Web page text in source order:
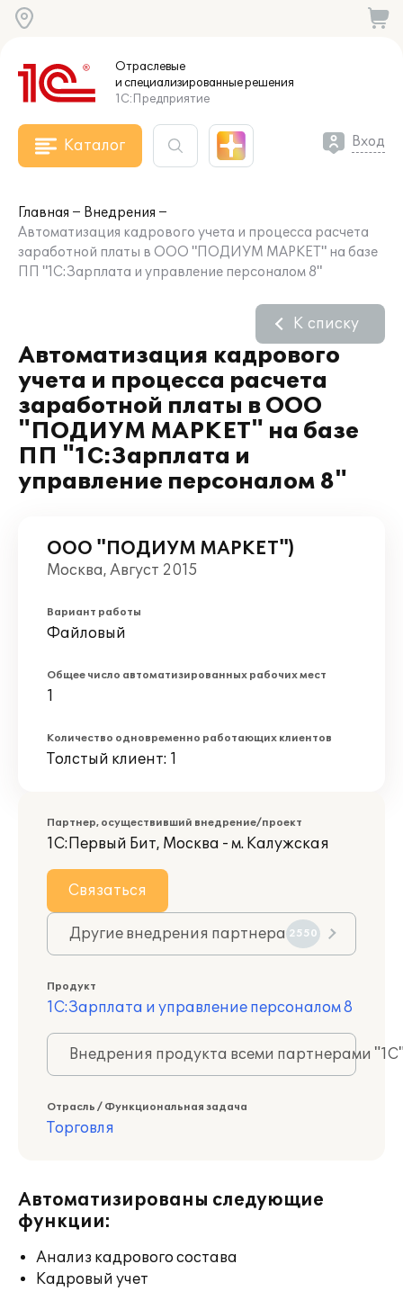
Отраслевые
и специализированныерешения
1С:Предприятие
Каталог Вход
Главная
Внедрения
Автоматизация кадрового учета и процесса расчета
заработной платы в ООО "ПОДИУМ МАРКЕТ" на базе
ПП "1С:Зарплата и управление персоналом 8"
Автоматизация кадрового
учета и процесса расчета
заработной платы в ООО
"ПОДИУМ МАРКЕТ" на базе
ПП "1С:Зарплата и
управление персоналом 8"
К списку
ООО "ПОДИУМ МАРКЕТ")
Москва, Август 2015
Вариант работы
Файловый
Общее число автоматизированных рабочих мест
1
Количество одновременно работающих клиентов
Толстый клиент: 1
Партнер, осуществивший внедрение/проект
1С:Первый Бит, Москва - м. Калужская
Связаться
Другие внедрения партнера 2550
Продукт
1С:Зарплата и управление персоналом 8
Внедрения продукта всеми партнерами
Отрасль / Функциональная задача
Торговля
Автоматизированы следующие
функции:
Анализ кадрового состава
Кадровый учет